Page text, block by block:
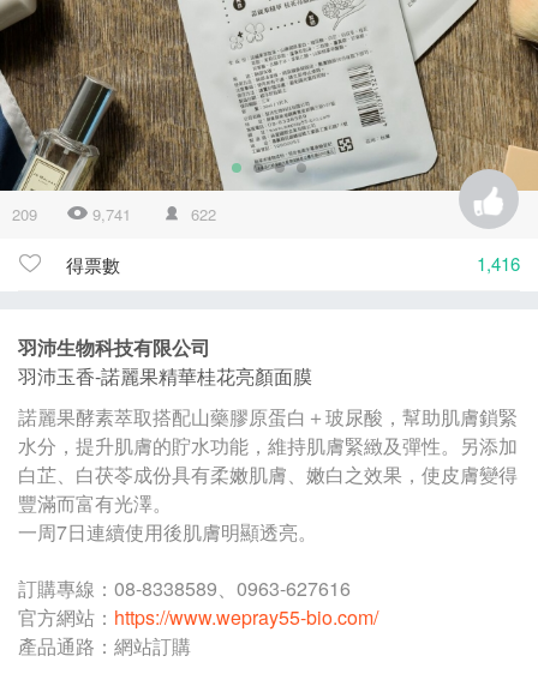
209 9,741 622
得票數 1,416
羽沛生物科技有限公司
羽沛玉香-諾麗果精華桂花亮顏面膜
諾麗果酵素萃取搭配山藥膠原蛋白＋玻尿酸，幫助肌膚鎖緊
水分，提升肌膚的貯水功能，維持肌膚緊緻及彈性。另添加
白芷、白茯苓成份具有柔嫩肌膚、嫩白之效果，使皮膚變得
豐滿而富有光澤。
一周7日連續使用後肌膚明顯透亮。
訂購專線：08-8338589、0963-627616
官方網站： https://www.wepray55-bio.com/
產品通路：網站訂購